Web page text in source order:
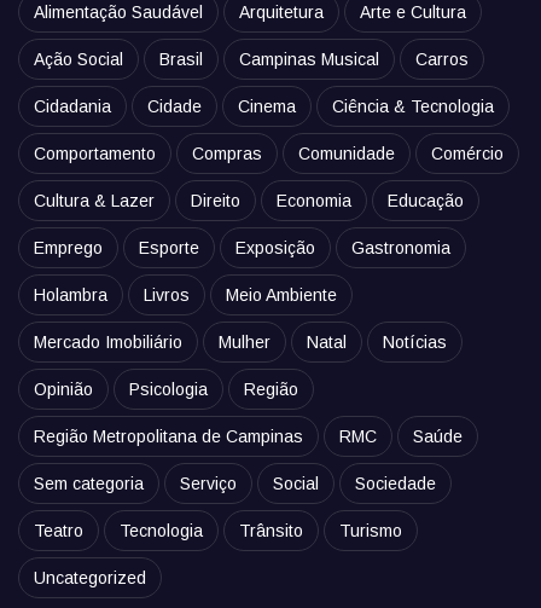
Alimentação Saudável Arquitetura Arte e Cultura
Ação Social Brasil Campinas Musical Carros
Cidadania Cidade Cinema Ciência & Tecnologia
Comportamento Compras Comunidade Comércio
Cultura & Lazer Direito Economia Educação
Emprego Esporte Exposição Gastronomia
Holambra Livros Meio Ambiente
Mercado Imobiliário Mulher Natal Notícias
Opinião Psicologia Região
Região Metropolitana de Campinas RMC Saúde
Sem categoria Serviço Social Sociedade
Teatro Tecnologia Trânsito Turismo
Uncategorized